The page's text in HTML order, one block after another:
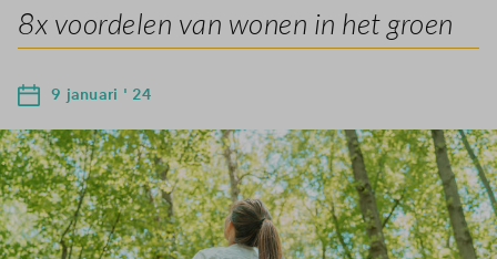
8x voordelen van wonen in het groen
9 januari ' 24